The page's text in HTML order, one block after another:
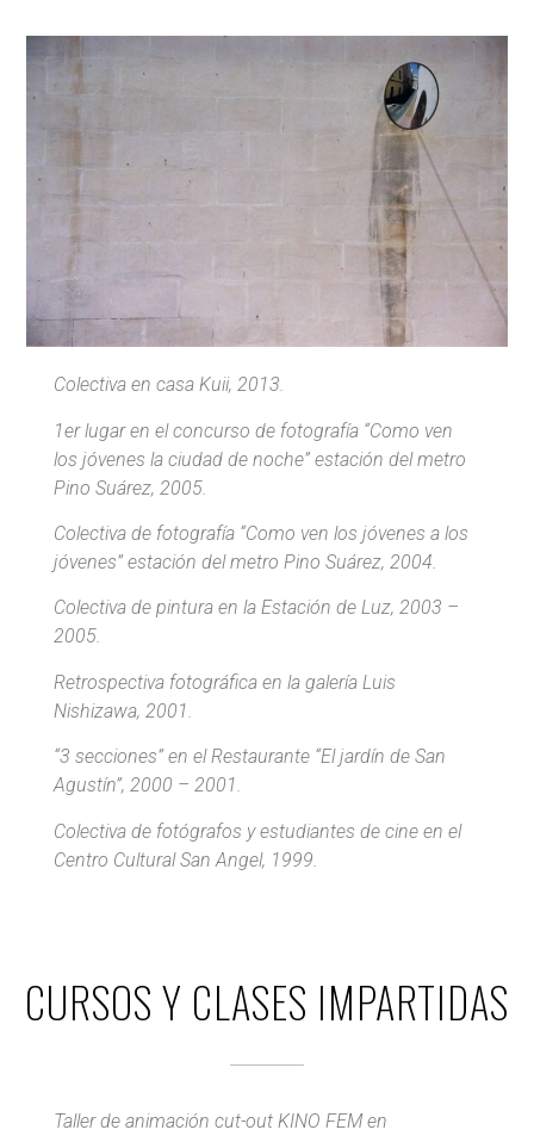
Colectiva en casa Kuii, 2013.
1er lugar en el concurso de fotografía “Como ven
los jóvenes la ciudad de noche” estación del metro
Pino Suárez, 2005.
Colectiva de fotografía “Como ven los jóvenes a los
jóvenes” estación del metro Pino Suárez, 2004.
Colectiva de pintura en la Estación de Luz, 2003 –
2005.
Retrospectiva fotográfica en la galería Luis
Nishizawa, 2001.
“3 secciones” en el Restaurante “El jardín de San
Agustín”, 2000 – 2001.
Colectiva de fotógrafos y estudiantes de cine en el
Centro Cultural San Angel, 1999.
CURSOS Y CLASES IMPARTIDAS
Taller de animación cut-out KINO FEM en